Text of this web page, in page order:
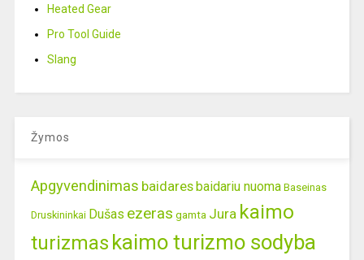
Heated Gear
Pro Tool Guide
Slang
Žymos
Apgyvendinimas baidares baidariu nuoma Baseinas
Druskininkai Dušas ezeras gamta Jura kaimo
turizmas kaimo turizmo sodyba